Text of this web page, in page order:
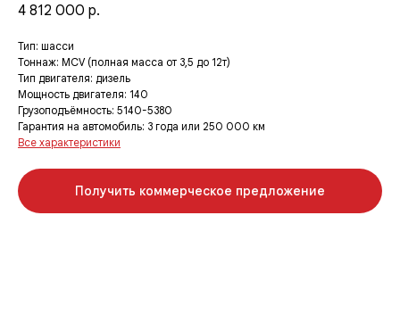
4 812 000 р.
Получить коммерческое предложение
Все характеристики
Тип: шасси
Тоннаж: MCV (полная масса от 3,5 до 12т)
Тип двигателя: дизель
Мощность двигателя: 140
Грузоподъёмность: 5140-5380
Гарантия на автомобиль: 3 года или 250 000 км